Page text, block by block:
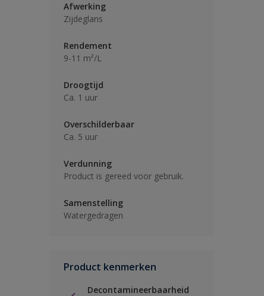
Afwerking
Zijdeglans
Rendement
9-11 m²/L
Droogtijd
Ca. 1 uur
Overschilderbaar
Ca. 5 uur
Verdunning
Product is gereed voor gebruik.
Samenstelling
Watergedragen
Product kenmerken
Decontamineerbaarheid